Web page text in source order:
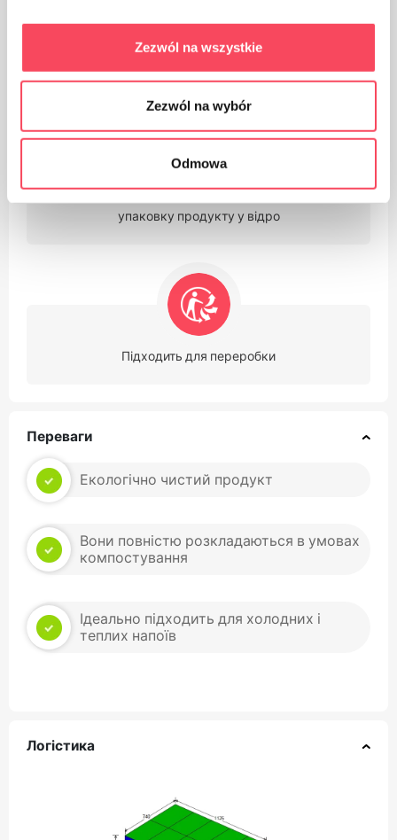
Zezwól na wszystkie
Zezwól na wybór
Odmowa
Упаковка з паперу або картону
упаковку продукту у відро
Підходить для переробки
Переваги
Екологічно чистий продукт
Вони повністю розкладаються в умовах
компостування
Ідеально підходить для холодних і
теплих напоїв
Логістика